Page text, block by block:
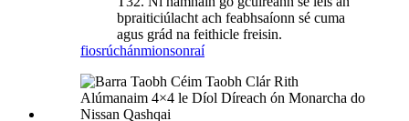
bpraiticiúlacht ach feabhsaíonn sé cuma
agus grád na feithicle freisin.
fiosrúchánmionsonraí